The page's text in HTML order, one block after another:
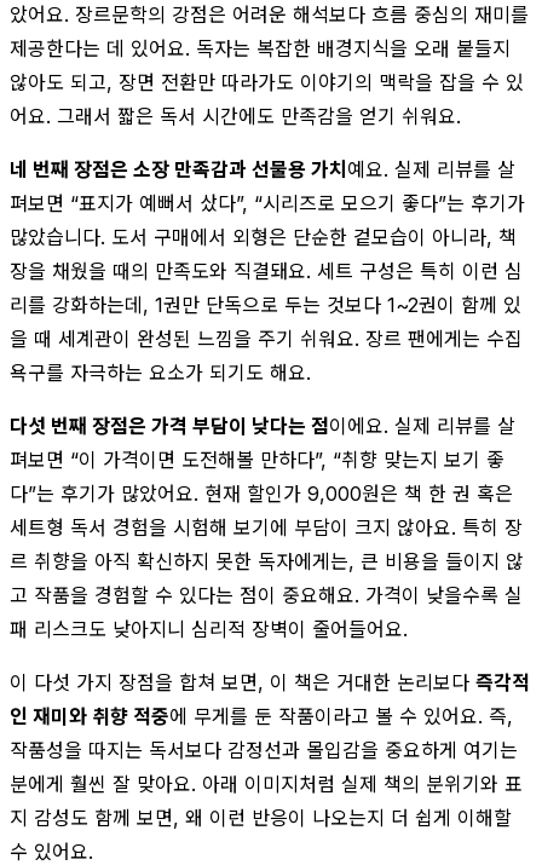
았어요. 장르문학의 강점은 어려운 해석보다 흐름 중심의 재미를
제공한다는 데 있어요. 독자는 복잡한 배경지식을 오래 붙들지
않아도 되고, 장면 전환만 따라가도 이야기의 맥락을 잡을 수 있
어요. 그래서 짧은 독서 시간에도 만족감을 얻기 쉬워요.
네 번째 장점은 소장 만족감과 선물용 가치예요. 실제 리뷰를 살
펴보면 “표지가 예뻐서 샀다”, “시리즈로 모으기 좋다”는 후기가
많았습니다. 도서 구매에서 외형은 단순한 겉모습이 아니라, 책
장을 채웠을 때의 만족도와 직결돼요. 세트 구성은 특히 이런 심
리를 강화하는데, 1권만 단독으로 두는 것보다 1~2권이 함께 있
을 때 세계관이 완성된 느낌을 주기 쉬워요. 장르 팬에게는 수집
욕구를 자극하는 요소가 되기도 해요.
다섯 번째 장점은 가격 부담이 낮다는 점이에요. 실제 리뷰를 살
펴보면 “이 가격이면 도전해볼 만하다”, “취향 맞는지 보기 좋
다”는 후기가 많았어요. 현재 할인가 9,000원은 책 한 권 혹은
세트형 독서 경험을 시험해 보기에 부담이 크지 않아요. 특히 장
르 취향을 아직 확신하지 못한 독자에게는, 큰 비용을 들이지 않
고 작품을 경험할 수 있다는 점이 중요해요. 가격이 낮을수록 실
패 리스크도 낮아지니 심리적 장벽이 줄어들어요.
이 다섯 가지 장점을 합쳐 보면, 이 책은 거대한 논리보다 즉각적
인 재미와 취향 적중에 무게를 둔 작품이라고 볼 수 있어요. 즉,
작품성을 따지는 독서보다 감정선과 몰입감을 중요하게 여기는
분에게 훨씬 잘 맞아요. 아래 이미지처럼 실제 책의 분위기와 표
지 감성도 함께 보면, 왜 이런 반응이 나오는지 더 쉽게 이해할
수 있어요.